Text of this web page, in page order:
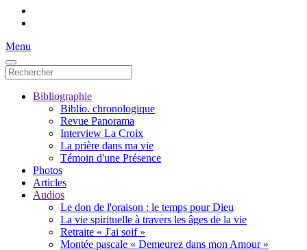
Menu
Bibliographie
Biblio. chronologique
Revue Panorama
Interview La Croix
La prière dans ma vie
Témoin d'une Présence
Photos
Articles
Audios
Le don de l'oraison : le temps pour Dieu
La vie spirituelle à travers les âges de la vie
Retraite « J'ai soif »
Montée pascale « Demeurez dans mon Amour »